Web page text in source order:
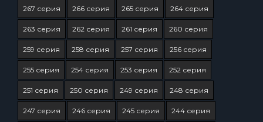
267 серия 266 серия 265 серия 264 серия
263 серия 262 серия 261 серия 260 серия
259 серия 258 серия 257 серия 256 серия
255 серия 254 серия 253 серия 252 серия
251 серия 250 серия 249 серия 248 серия
247 серия 246 серия 245 серия 244 серия